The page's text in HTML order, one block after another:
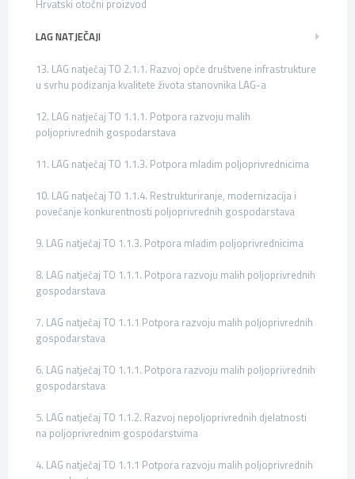
Hrvatski otočni proizvod
LAG NATJEČAJI
13. LAG natječaj TO 2.1.1. Razvoj opće društvene infrastrukture
u svrhu podizanja kvalitete života stanovnika LAG-a
12. LAG natječaj TO 1.1.1. Potpora razvoju malih
poljoprivrednih gospodarstava
11. LAG natječaj TO 1.1.3. Potpora mladim poljoprivrednicima
10. LAG natječaj TO 1.1.4. Restrukturiranje, modernizacija i
povećanje konkurentnosti poljoprivrednih gospodarstava
9. LAG natječaj TO 1.1.3. Potpora mladim poljoprivrednicima
8. LAG natječaj TO 1.1.1. Potpora razvoju malih poljoprivrednih
gospodarstava
7. LAG natječaj TO 1.1.1 Potpora razvoju malih poljoprivrednih
gospodarstava
6. LAG natječaj TO 1.1.1. Potpora razvoju malih poljoprivrednih
gospodarstava
5. LAG natječaj TO 1.1.2. Razvoj nepoljoprivrednih djelatnosti
na poljoprivrednim gospodarstvima
4. LAG natječaj TO 1.1.1 Potpora razvoju malih poljoprivrednih